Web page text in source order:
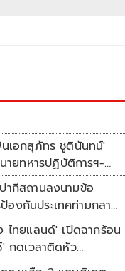
นเอกสุภัทร ชูตินันทน์'
ายทหารปฏิบัติการฯ-
'พลตรี'
ากีสถานลงนามข้อ
องกันประเทศท่ามกลาง
าค
ไทยแลนด์' เปิดฉากร้อน
กดเวลาติดหัว
าม 4 ที่มัลดาลิกา